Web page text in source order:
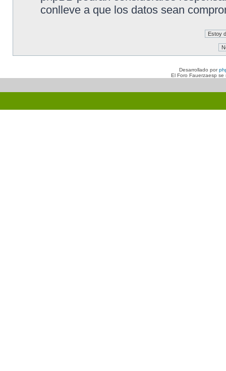
conlleve a que los datos sean
Desarrollado por
El Foro Fauerzaesp